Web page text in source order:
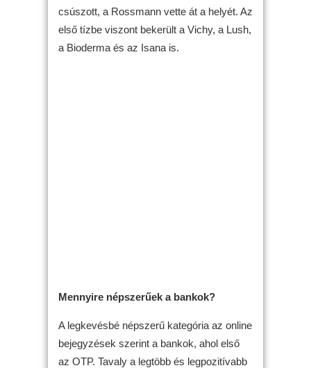
csúszott, a Rossmann vette át a helyét. Az
első tízbe viszont bekerült a Vichy, a Lush,
a Bioderma és az Isana is.
Mennyire népszerűek a bankok?
A legkevésbé népszerű kategória az online
bejegyzések szerint a bankok, ahol első
az OTP. Tavaly a legtöbb és legpozitívabb